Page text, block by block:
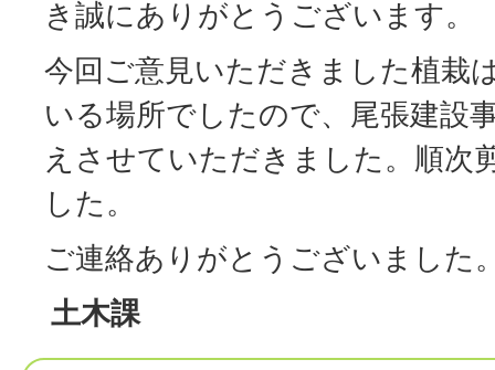
き誠にありがとうございます。
今回ご意見いただきました植栽
いる場所でしたので、尾張建設
えさせていただきました。順次
した。
ご連絡ありがとうございました
土木課